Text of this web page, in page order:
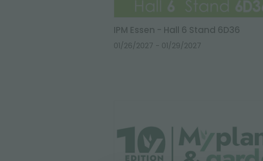
IPM Essen - Hall 6 Stand 6D36
01/26/2027 - 01/29/2027